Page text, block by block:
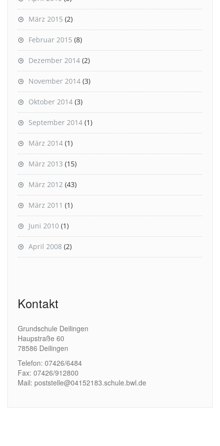
März 2015 (2)
Februar 2015 (8)
Dezember 2014 (2)
November 2014 (3)
Oktober 2014 (3)
September 2014 (1)
März 2014 (1)
März 2013 (15)
März 2012 (43)
März 2011 (1)
Juni 2010 (1)
April 2008 (2)
Kontakt
Grundschule Deilingen
Haupstraße 60
78586 Deilingen
Telefon: 07426/6484
Fax: 07426/912800
Mail: poststelle@04152183.schule.bwl.de